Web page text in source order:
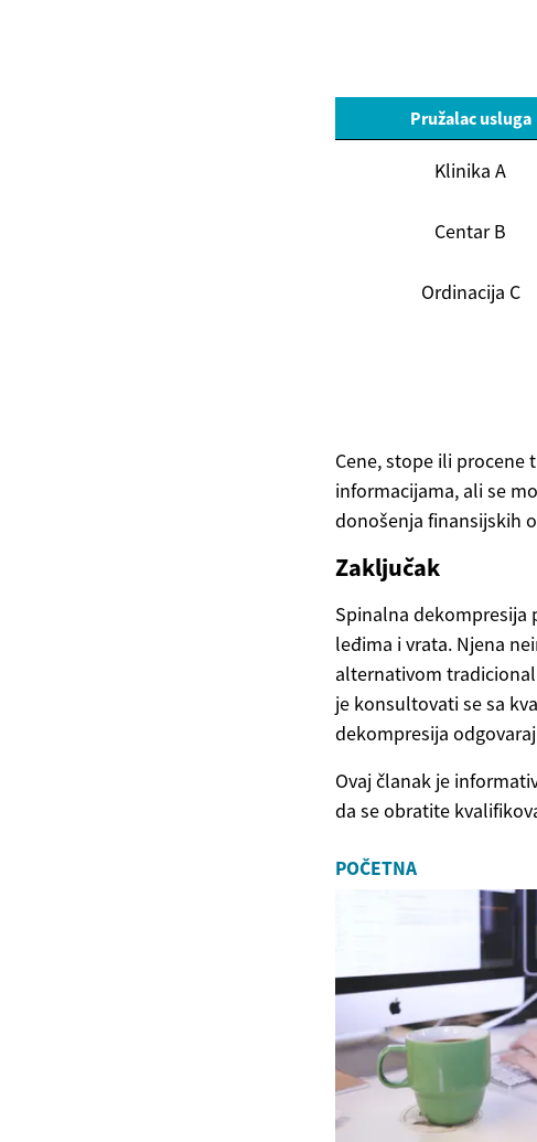
Pružalac usluga
Klinika A
Centar B
Ordinacija C
Cene, stope ili procene
informacijama, ali se
donošenja finansijskih
Zaključak
Spinalna dekompresija
leđima i vrata. Njena
alternativom
je konsultovati se sa
dekompresija
Ovaj članak je
da se obratite
POČETNA